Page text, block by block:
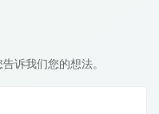
诉我们您的想法。